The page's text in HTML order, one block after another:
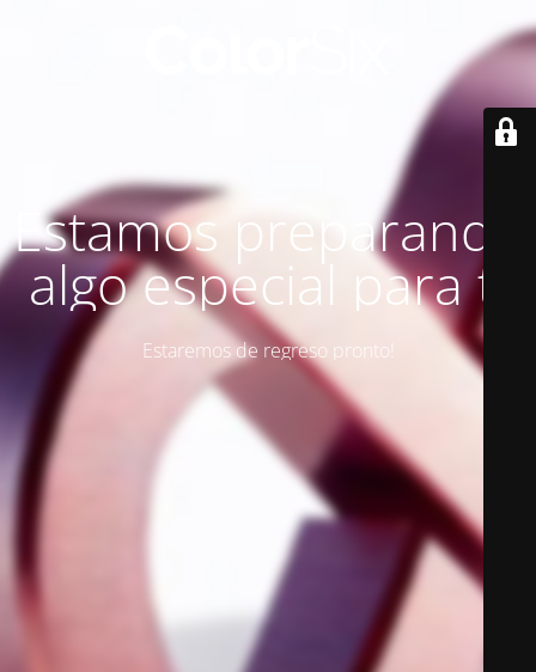
Estamos preparando
algo especial para ti
Estaremos de regreso pronto!